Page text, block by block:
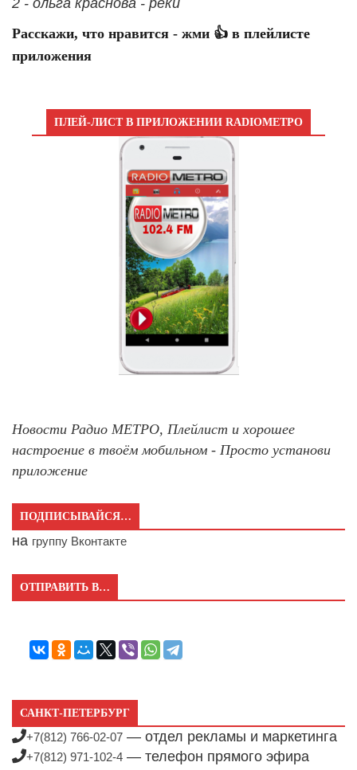
Расскажи, что нравится - жми 👍 в плейлисте
приложения
ПЛЕЙ-ЛИСТ В ПРИЛОЖЕНИИ RADIOМЕТРО
Новости Радио МЕТРО, Плейлист и хорошее
настроение в твоём мобильном - Просто установи
приложение
ПОДПИСЫВАЙСЯ…
на группу Вконтакте
ОТПРАВИТЬ В…
САНКТ-ПЕТЕРБУРГ
+7(812) 766-02-07 — отдел рекламы и маркетинга
+7(812) 971-102-4 — телефон прямого эфира